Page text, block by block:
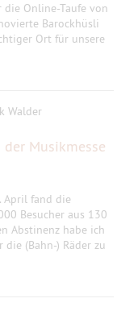
Online-Taufe von
Barockhüsli
Ort für unsere
Walder
Musikmesse
April fand die
Besucher aus 130
Abstinenz habe ich
(Bahn-) Räder zu